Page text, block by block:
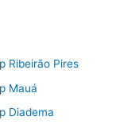
Ribeirão Pires
Mauá
Diadema